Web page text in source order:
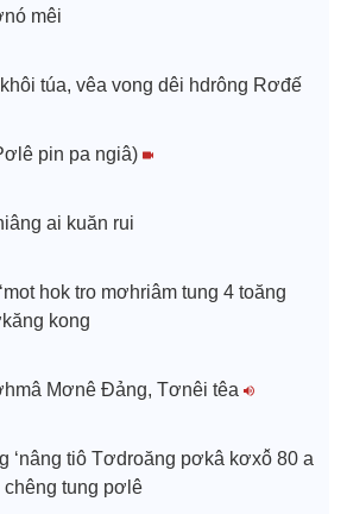
mêi
túa, vêa vong dêi hdrông Rơđế
pin pa ngiâ)
ai kuăn rui
hok tro mơhriâm tung 4 toăng
kong
Mơnê Đảng, Tơnêi têa
‘nâng tiô Tơdroăng pơkâ kơxô̆ 80 a
chêng tung pơlê